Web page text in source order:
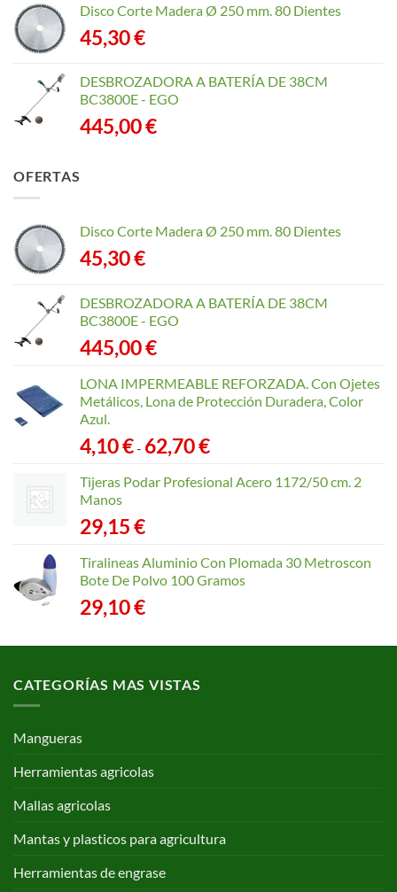
Disco Corte Madera Ø 250 mm. 80 Dientes
45,30€
DESBROZADORA A BATERÍA DE 38CM
BC3800E - EGO
445,00€
OFERTAS
Disco Corte Madera Ø 250 mm. 80 Dientes
45,30€
DESBROZADORA A BATERÍA DE 38CM
BC3800E - EGO
445,00€
LONA IMPERMEABLE REFORZADA. Con Ojetes
Metálicos, Lona de Protección Duradera, Color
Azul.
4,10€- 62,70€Rango
precios:
Tijeras Podar Profesional Acero 1172/50 cm. 2
Manos
29,15€
Tiralineas Aluminio Con Plomada 30 Metroscon
Bote De Polvo 100 Gramos
29,10€
CATEGORÍAS MAS VISTAS
Mangueras
Herramientas agricolas
Mallas agricolas
Mantas y plasticos para agricultura
Herramientas de engrase